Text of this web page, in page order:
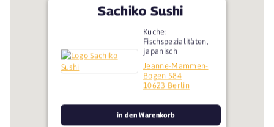
Sachiko Sushi
Küche:
Fischspezialitäten,
japanisch
Jeanne-Mammen-
Bogen 584
10623 Berlin
in den Warenkorb